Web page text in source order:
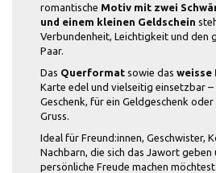
romantische Motiv mit zwei
und einem kleinen Geldschein
Verbundenheit, Leichtigkeit und den
Paar.
Das Querformat sowie das weisse
Karte edel und vielseitig einsetzbar –
Geschenk, für ein Geldgeschenk
Gruss.
Ideal für Freund:innen, Geschwister,
Nachbarn, die sich das Jawort geben
persönliche Freude machen möchtest.